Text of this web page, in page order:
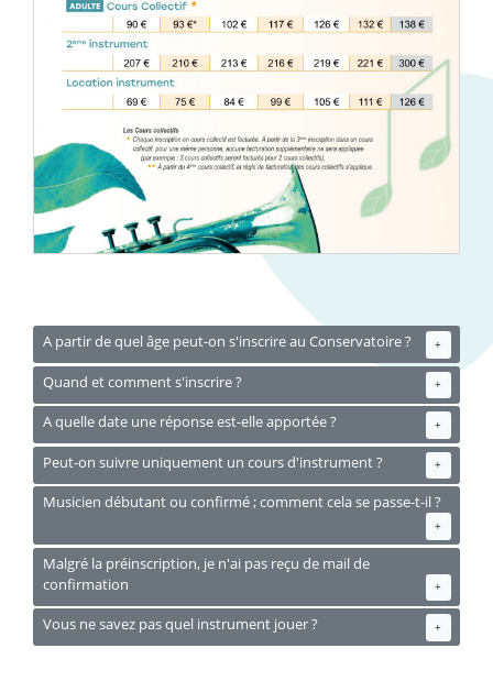
A partir de quel âge peut-on s'inscrire au Conservatoire ? +
Quand et comment s'inscrire ? +
A quelle date une réponse est-elle apportée ? +
Peut-on suivre uniquement un cours d'instrument ? +
Musicien débutant ou confirmé ; comment cela se passe-t-il ?
+
Malgré la préinscription, je n'ai pas reçu de mail de
confirmation
+
Vous ne savez pas quel instrument jouer ? +